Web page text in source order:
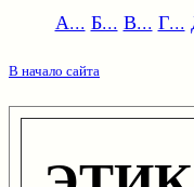
А... Б... В... Г...
В начало сайта